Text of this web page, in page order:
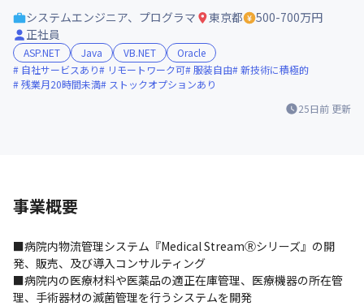
25日前 更新
システムエンジニア、プログラマ 東京都
500-700万円
正社員
ASP.NET Java VB.NET
Oracle
自社サービスあり
リモートワーク可 服装自由
新技術に積極的
残業月20時間未満
ストックオプションあり
事業概要
■病院内物流管理システム『Medical StreamⓇシリーズ』の開
発、販売、及び導入コンサルティング
■病院内の医療材料や医薬品の適正在庫管理、医療機器の所在管
理、手術器材の滅菌管理を行うシステムを開発